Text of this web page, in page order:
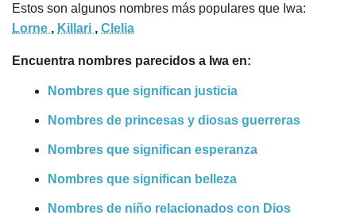
Estos son algunos nombres más populares que Iwa:
Lorne , Killari , Clelia
Encuentra nombres parecidos a Iwa en:
Nombres que significan justicia
Nombres de princesas y diosas guerreras
Nombres que significan esperanza
Nombres que significan belleza
Nombres de niño relacionados con Dios